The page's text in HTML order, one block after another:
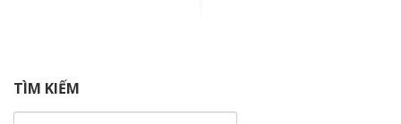
TÌM KIẾM